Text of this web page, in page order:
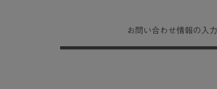
お問い合わせ情報の入力